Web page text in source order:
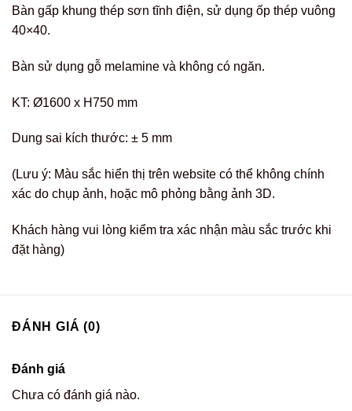
Bàn gấp khung thép sơn tĩnh điện, sử dụng ốp thép vuông
40×40.
Bàn sử dụng gỗ melamine và không có ngăn.
KT: Ø1600 x H750 mm
Dung sai kích thước: ± 5 mm
(Lưu ý: Màu sắc hiển thị trên website có thể không chính
xác do chụp ảnh, hoặc mô phỏng bằng ảnh 3D.
Khách hàng vui lòng kiểm tra xác nhận màu sắc trước khi
đặt hàng)
ĐÁNH GIÁ (0)
Đánh giá
Chưa có đánh giá nào.